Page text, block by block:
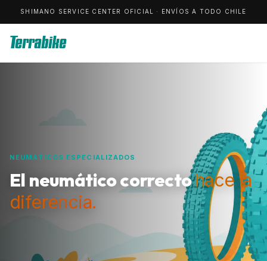
SHIMANO SERVICE CENTER OFICIAL · ENVÍOS A TODO CHILE
Terrabike
NEUMÁTICOS ESPECIALIZADOS
El neumático correctohace la
diferencia.